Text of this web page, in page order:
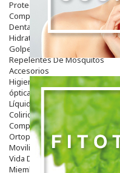
Protección Solar
Complementos Alimentarios
Dentales
Hidratantes
Golpes Y Hematomas
Repelentes De Mosquitos
Accesorios
Higiene
óptica
Líquidos Lentillas
Colirios
Complementos Alimentarios.
Ortopedia - Accesorios
Movilidad
Vida Diaria
Miembro Superior